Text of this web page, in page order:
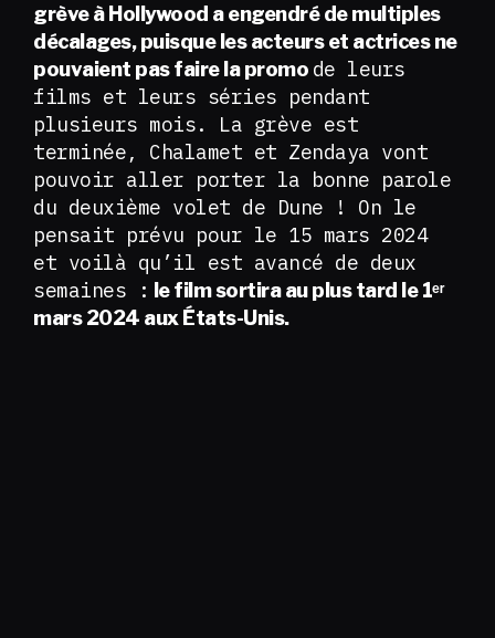
grève à Hollywood a engendré de multiples
décalages, puisque les acteurs et actrices ne
pouvaient pas faire la promo de leurs
films et leurs séries pendant
plusieurs mois. La grève est
terminée, Chalamet et Zendaya vont
pouvoir aller porter la bonne parole
du deuxième volet de Dune ! On le
pensait prévu pour le 15 mars 2024
et voilà qu’il est avancé de deux
semaines : le film sortira au plus tard le 1ᵉʳ
mars 2024 aux États-Unis.